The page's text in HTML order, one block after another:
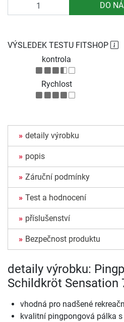
DO
VÝSLEDEK TESTU FITSHOP
kontrola
Rychlost
detaily výrobku
popis
Záruční podmínky
Test a hodnocení
příslušenství
Bezpečnost produktu
detaily výrobku:
Schildkröt Sensation
vhodná pro nadšené
kvalitní pingpongová pálka